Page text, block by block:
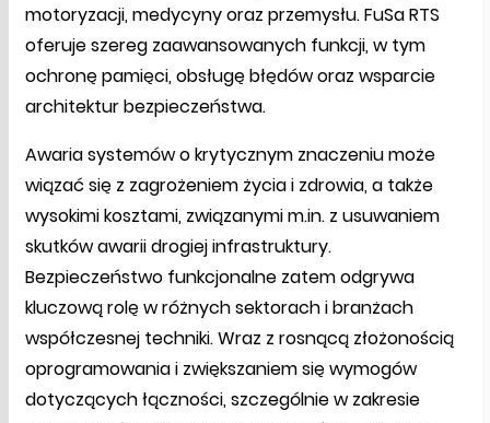
motoryzacji, medycyny oraz przemysłu. FuSa RTS
oferuje szereg zaawansowanych funkcji, w tym
ochronę pamięci, obsługę błędów oraz wsparcie
architektur bezpieczeństwa.
Awaria systemów o krytycznym znaczeniu może
wiązać się z zagrożeniem życia i zdrowia, a także
wysokimi kosztami, związanymi m.in. z usuwaniem
skutków awarii drogiej infrastruktury.
Bezpieczeństwo funkcjonalne zatem odgrywa
kluczową rolę w różnych sektorach i branżach
współczesnej techniki. Wraz z rosnącą złożonością
oprogramowania i zwiększaniem się wymogów
dotyczących łączności, szczególnie w zakresie